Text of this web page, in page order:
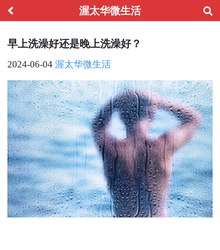
渥太华微生活
早上洗澡好还是晚上洗澡好？
2024-06-04 渥太华微生活